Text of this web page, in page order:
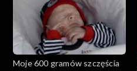
Moje 600 gramów szczęścia